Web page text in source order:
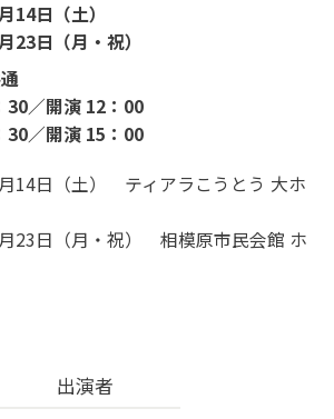
14日（土）
23日（月・祝）
30／開演 12：00
30／開演 15：00
14日（土） ティアラこうとう 大ホ
23日（月・祝） 相模原市民会館 ホ
出演者